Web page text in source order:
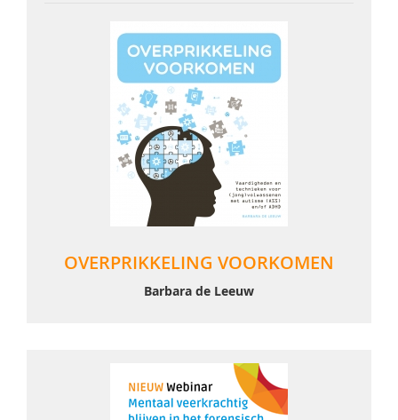
OVERPRIKKELING VOORKOMEN
Barbara de Leeuw